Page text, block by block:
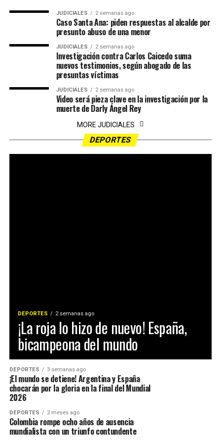
JUDICIALES 2 semanas ago
Caso Santa Ana: piden respuestas al alcalde por
presunto abuso de una menor
JUDICIALES 2 semanas ago
Investigación contra Carlos Caicedo suma
nuevos testimonios, según abogado de las
presuntas víctimas
JUDICIALES 2 semanas ago
Video será pieza clave en la investigación por la
muerte de Darly Ángel Rey
MORE JUDICIALES
DEPORTES
DEPORTES 2 semanas ago
¡La roja lo hizo de nuevo! España,
bicampeona del mundo
DEPORTES 3 semanas ago
¡El mundo se detiene! Argentina y España
chocarán por la gloria en la final del Mundial
2026
DEPORTES 2 meses ago
Colombia rompe ocho años de ausencia
mundialista con un triunfo contundente